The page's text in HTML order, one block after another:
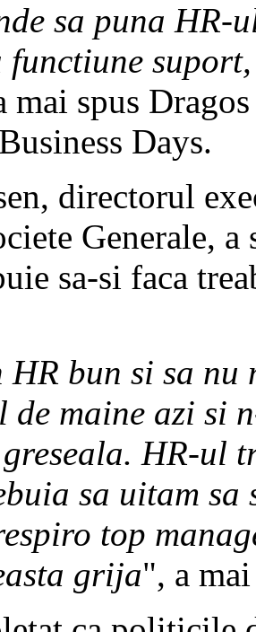
sa puna HR-
functiune
mai spus
Days.
directorul
Generale,
sa-si faca
HR bun si sa
de maine azi si
HR-ul
sa uitam sa
top
grija", a